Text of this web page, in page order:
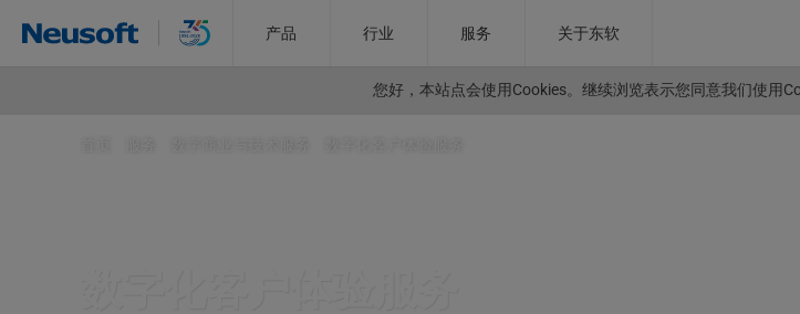
您好， 本站点会使用Cookies。 继续浏览表示您同意我们使用
产品 行业 服务 关于东软